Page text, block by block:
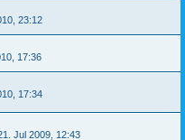
23:12
17:36
17:34
Jul 2009, 12:43